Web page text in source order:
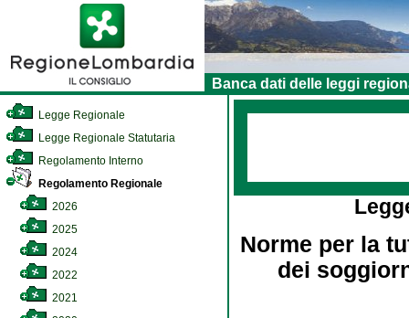
Banca dati delle leggi
Legge Regionale
Legge Regionale Statutaria
Regolamento Interno
Regolamento Regionale
2026
2025
2024
2022
2021
Norme per la
dei